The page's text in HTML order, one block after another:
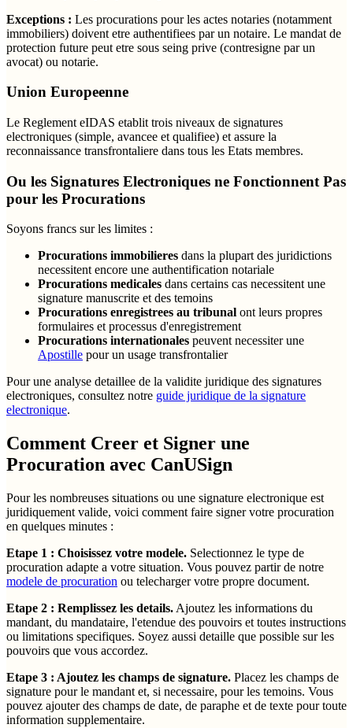
Exceptions : Les procurations pour les actes notaries (notamment
immobiliers) doivent etre authentifiees par un notaire. Le mandat de
protection future peut etre sous seing prive (contresigne par un
avocat) ou notarie.
Union Europeenne
Le Reglement eIDAS etablit trois niveaux de signatures
electroniques (simple, avancee et qualifiee) et assure la
reconnaissance transfrontaliere dans tous les Etats membres.
Ou les Signatures Electroniques ne Fonctionnent Pas
pour les Procurations
Soyons francs sur les limites :
Procurations immobilieres dans la plupart des juridictions
necessitent encore une authentification notariale
Procurations medicales dans certains cas necessitent une
signature manuscrite et des temoins
Procurations enregistrees au tribunal ont leurs propres
formulaires et processus d'enregistrement
Procurations internationales peuvent necessiter une
Apostille pour un usage transfrontalier
Pour une analyse detaillee de la validite juridique des signatures
electroniques, consultez notre guide juridique de la signature
electronique.
Comment Creer et Signer une
Procuration avec CanUSign
Pour les nombreuses situations ou une signature electronique est
juridiquement valide, voici comment faire signer votre procuration
en quelques minutes :
Etape 1 : Choisissez votre modele. Selectionnez le type de
procuration adapte a votre situation. Vous pouvez partir de notre
modele de procuration ou telecharger votre propre document.
Etape 2 : Remplissez les details. Ajoutez les informations du
mandant, du mandataire, l'etendue des pouvoirs et toutes instructions
ou limitations specifiques. Soyez aussi detaille que possible sur les
pouvoirs que vous accordez.
Etape 3 : Ajoutez les champs de signature. Placez les champs de
signature pour le mandant et, si necessaire, pour les temoins. Vous
pouvez ajouter des champs de date, de paraphe et de texte pour toute
information supplementaire.